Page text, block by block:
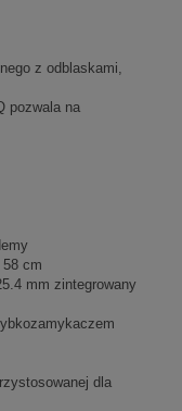
z odblaskami,
pozwala na
58 cm
mm zintegrowany
dla